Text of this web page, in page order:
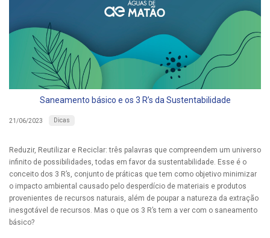
Saneamento básico e os 3 R’s da Sustentabilidade
21/06/2023 Dicas
Reduzir, Reutilizar e Reciclar: três palavras que compreendem um universo
infinito de possibilidades, todas em favor da sustentabilidade. Esse é o
conceito dos 3 R’s, conjunto de práticas que tem como objetivo minimizar
o impacto ambiental causado pelo desperdício de materiais e produtos
provenientes de recursos naturais, além de poupar a natureza da extração
inesgotável de recursos. Mas o que os 3 R’s tem a ver com o saneamento
básico?